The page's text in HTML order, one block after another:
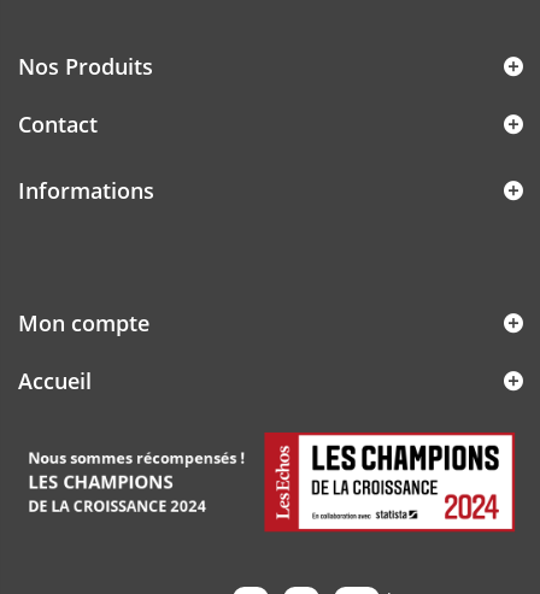
Nos Produits
Contact
Informations
Mon compte
Accueil